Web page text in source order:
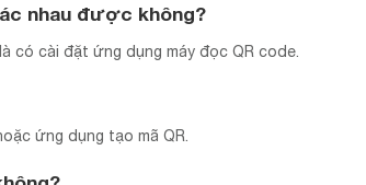
nhau được không?
có cài đặt ứng dụng máy đọc QR code.
ứng dụng tạo mã QR.